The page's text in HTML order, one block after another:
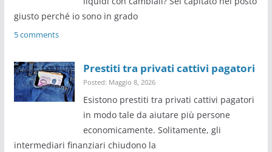
giusto perché io sono in grado
5 comments
Prestiti tra privati cattivi pagatori
Posted: Maggio 8, 2026
Esistono prestiti tra privati cattivi pagatori
in modo tale da aiutare più persone
economicamente. Solitamente, gli
intermediari finanziari chiudono la